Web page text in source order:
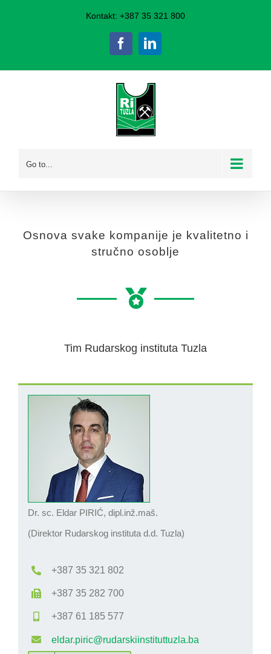
Kontakt: +387 35 321 800
FacebookLinkedIn
Go to...
Osnova svake kompanije je kvalitetno i
stručno osoblje
Tim Rudarskog instituta Tuzla
Dr. sc. Eldar PIRIĆ, dipl.inž.maš.
(Direktor Rudarskog instituta d.d. Tuzla)
+387 35 321 802
+387 35 282 700
+387 61 185 577
eldar.piric@rudarskiinstituttuzla.ba